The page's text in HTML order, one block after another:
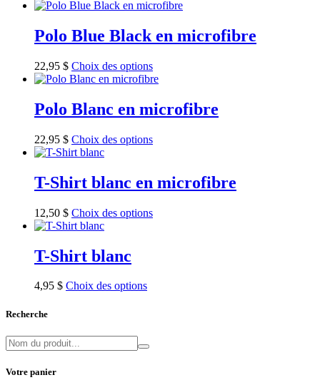
Polo Blue Black en microfibre
22,95 $ Choix des options
Polo Blanc en microfibre
22,95 $ Choix des options
T-Shirt blanc en microfibre
12,50 $ Choix des options
T-Shirt blanc
4,95 $ Choix des options
Recherche
Votre panier